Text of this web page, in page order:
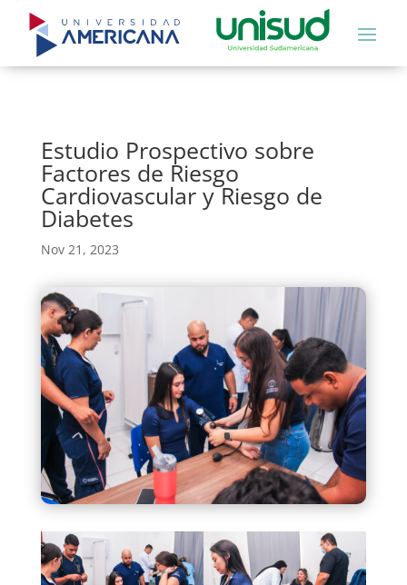
Estudio Prospectivo sobre
Factores de Riesgo
Cardiovascular y Riesgo de
Diabetes
Nov 21, 2023